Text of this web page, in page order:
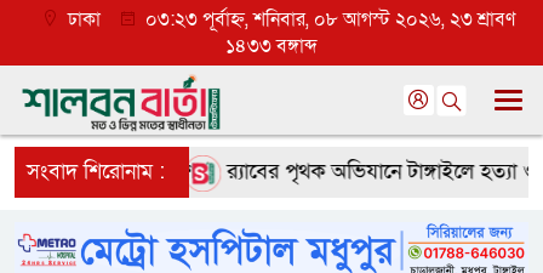
ঢাকা
০৩:২৩ পূর্বাহ্ন, শনিবার, ০৮ আগস্ট ২০২৬, ২৩ শ্রাবণ
১৪৩৩ বঙ্গাব্দ
সংবাদ শিরোনাম :
ব্যাপক প্রত্যাশা র‌্যাবের পৃথক অভিযানে টাঙ্গাইলে হত্যা ও